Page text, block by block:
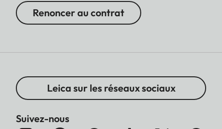
Renoncer au contrat
Leica sur les réseaux sociaux
Suivez-nous